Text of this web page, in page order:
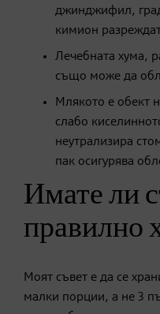
джинджифил,
кимион
Лечебната хума,
също може да
Млякото е обект
слабо
неутрализира
пак осигурява
Имате ли
правилно
Моят съвет е да се
малки порции, а не 3